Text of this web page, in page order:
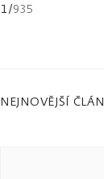
1/935
NEJNOVĚJŠÍ